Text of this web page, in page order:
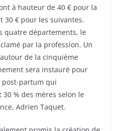
à hauteur de 40 € pour la
30 € pour les suivantes.
quatre départements, le
par la profession. Un
de la cinquième
sera instauré pour
post-partum qui
% des mères selon le
Adrien Taquet.